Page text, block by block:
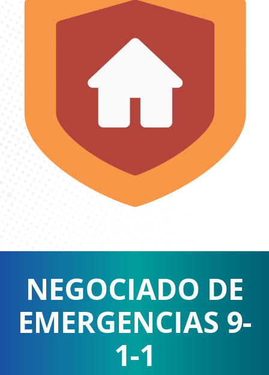
NEGOCIADO DE
EMERGENCIAS 9-
1-1